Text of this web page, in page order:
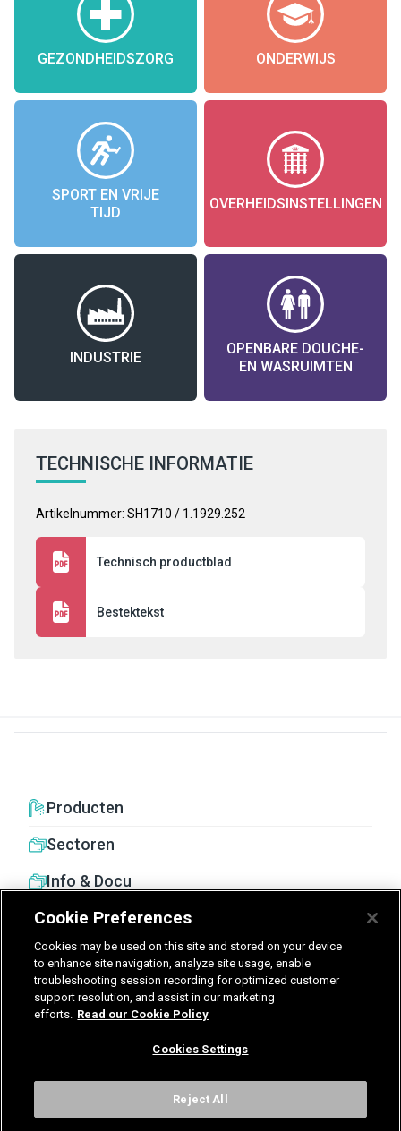
GEZONDHEIDSZORG ONDERWIJS
SPORT EN VRIJE
TIJD
OVERHEIDSINSTELLINGEN
INDUSTRIE
OPENBARE DOUCHE-
EN WASRUIMTEN
TECHNISCHE INFORMATIE
Artikelnummer: SH1710 / 1.1929.252
Technisch productblad
Bestektekst
Producten
Sectoren
Info & Docu
United Kingdom Germany Nederland
België - Nederlands
Cookie Preferences
Cookies may be used on this site and stored on your device
to enhance site navigation, analyze site usage, enable
troubleshooting session recording for optimized customer
support resolution, and assist in our marketing
efforts. Read our Cookie Policy
Cookies Settings
Reject All